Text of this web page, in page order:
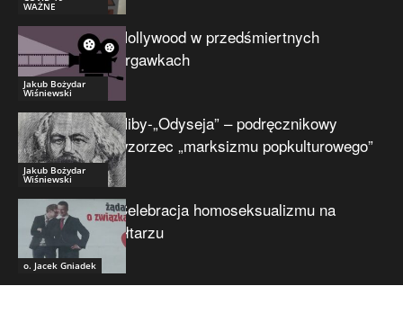
WAŻNE
Jakub Bożydar
Wiśniewski
Hollywood w przedśmiertnych
drgawkach
Jakub Bożydar
Wiśniewski
Niby-„Odyseja” – podręcznikowy
wzorzec „marksizmu popkulturowego”
o. Jacek Gniadek
Celebracja homoseksualizmu na
ołtarzu